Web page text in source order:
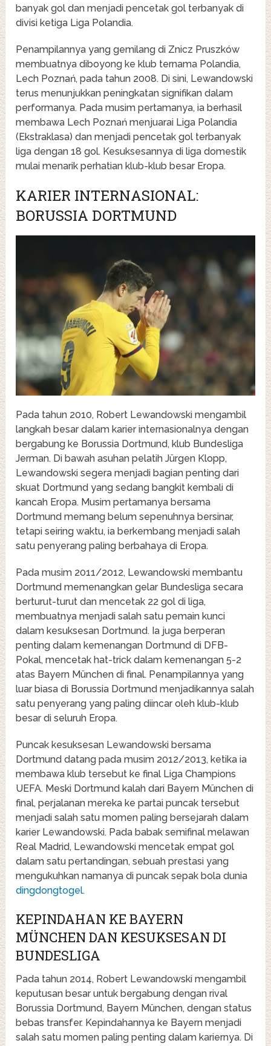
banyak gol dan menjadi pencetak gol terbanyak di
divisi ketiga Liga Polandia.
Penampilannya yang gemilang di Znicz Pruszków
membuatnya diboyong ke klub ternama Polandia,
Lech Poznań, pada tahun 2008. Di sini, Lewandowski
terus menunjukkan peningkatan signifikan dalam
performanya. Pada musim pertamanya, ia berhasil
membawa Lech Poznań menjuarai Liga Polandia
(Ekstraklasa) dan menjadi pencetak gol terbanyak
liga dengan 18 gol. Kesuksesannya di liga domestik
mulai menarik perhatian klub-klub besar Eropa.
KARIER INTERNASIONAL:
BORUSSIA DORTMUND
Pada tahun 2010, Robert Lewandowski mengambil
langkah besar dalam karier internasionalnya dengan
bergabung ke Borussia Dortmund, klub Bundesliga
Jerman. Di bawah asuhan pelatih Jürgen Klopp,
Lewandowski segera menjadi bagian penting dari
skuat Dortmund yang sedang bangkit kembali di
kancah Eropa. Musim pertamanya bersama
Dortmund memang belum sepenuhnya bersinar,
tetapi seiring waktu, ia berkembang menjadi salah
satu penyerang paling berbahaya di Eropa.
Pada musim 2011/2012, Lewandowski membantu
Dortmund memenangkan gelar Bundesliga secara
berturut-turut dan mencetak 22 gol di liga,
membuatnya menjadi salah satu pemain kunci
dalam kesuksesan Dortmund. Ia juga berperan
penting dalam kemenangan Dortmund di DFB-
Pokal, mencetak hat-trick dalam kemenangan 5-2
atas Bayern München di final. Penampilannya yang
luar biasa di Borussia Dortmund menjadikannya salah
satu penyerang yang paling diincar oleh klub-klub
besar di seluruh Eropa.
Puncak kesuksesan Lewandowski bersama
Dortmund datang pada musim 2012/2013, ketika ia
membawa klub tersebut ke final Liga Champions
UEFA. Meski Dortmund kalah dari Bayern München di
final, perjalanan mereka ke partai puncak tersebut
menjadi salah satu momen paling bersejarah dalam
karier Lewandowski. Pada babak semifinal melawan
Real Madrid, Lewandowski mencetak empat gol
dalam satu pertandingan, sebuah prestasi yang
mengukuhkan namanya di puncak sepak bola dunia
dingdongtogel.
KEPINDAHAN KE BAYERN
MÜNCHEN DAN KESUKSESAN DI
BUNDESLIGA
Pada tahun 2014, Robert Lewandowski mengambil
keputusan besar untuk bergabung dengan rival
Borussia Dortmund, Bayern München, dengan status
bebas transfer. Kepindahannya ke Bayern menjadi
salah satu momen paling penting dalam kariernya. Di